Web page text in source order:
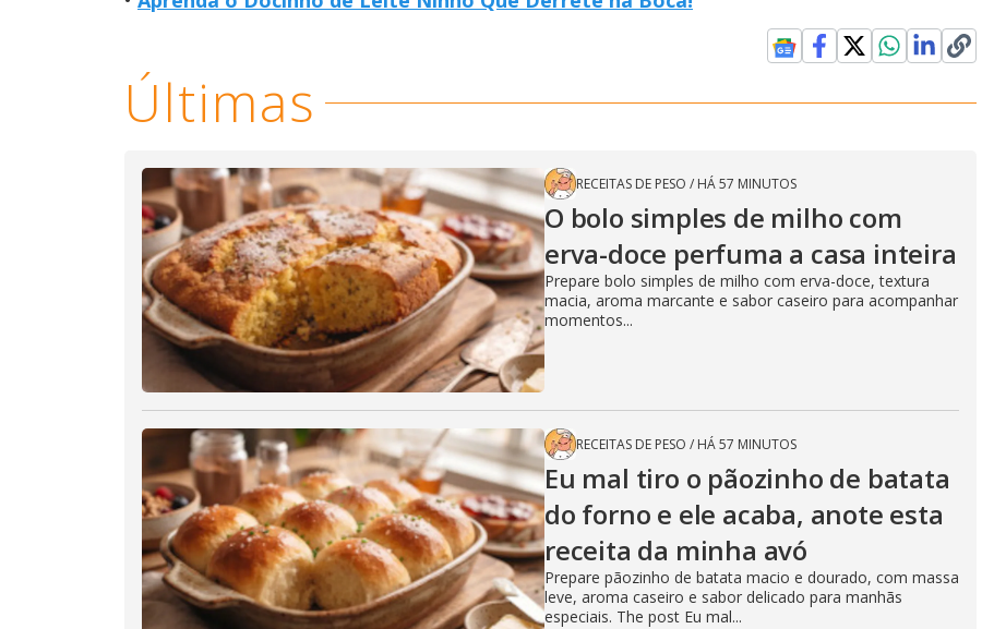
Últimas
RECEITAS DE PESO / HÁ 57 MINUTOS
O bolo simples de milho com
erva-doce perfuma a casa inteira
Prepare bolo simples de milho com erva-doce, textura
macia, aroma marcante e sabor caseiro para acompanhar
momentos...
RECEITAS DE PESO / HÁ 57 MINUTOS
Eu mal tiro o pãozinho de batata
do forno e ele acaba, anote esta
receita da minha avó
Prepare pãozinho de batata macio e dourado, com massa
leve, aroma caseiro e sabor delicado para manhãs
especiais. The post Eu mal...